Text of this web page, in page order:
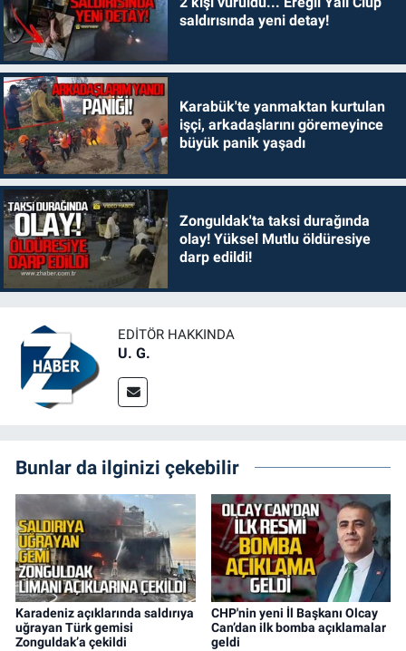
saldırısında yeni detay!
Karabük'te yanmaktan kurtulan
işçi, arkadaşlarını göremeyince
büyük panik yaşadı
Zonguldak'ta taksi durağında
olay! Yüksel Mutlu öldüresiye
darp edildi!
EDITÖR HAKKINDA
U. G.
Bunlar da ilginizi çekebilir
Karadeniz açıklarında saldırıya
uğrayan Türk gemisi
Zonguldak’a çekildi
CHP'nin yeni İl Başkanı Olcay
Can’dan ilk bomba açıklamalar
geldi